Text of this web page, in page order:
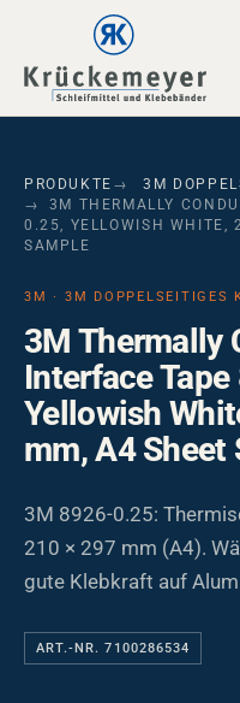
Skip to main navigation
Skip to main content
Skip to page footer
PRODUKTE
3M
3M THERMALLY
0.25, YELLOWISH WHITE,
SAMPLE
3M · 3M DOPPELSEITIGES
3M Thermally
Interface
Yellowish
mm, A4 Sheet
3M 8926-0.25:
210 × 297 mm (A4).
gute Klebkraft auf
ART.-NR. 7100286534